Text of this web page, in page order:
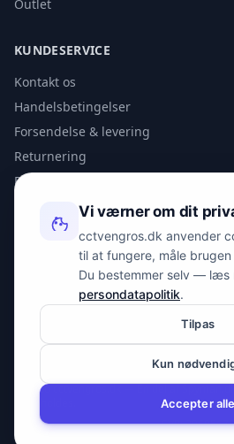
Outlet
KUNDESERVICE
Kontakt os
Handelsbetingelser
Forsendelse & levering
Returnering
Privatlivspolitik
KONTAKT
info@spyman.dk
Peter Bangs Vej 153, 2000
© 2026 cctvengros.dk — En del af
CVR: 30605675
Vi værner om dit
cctvengros.dk anvender
til at fungere, måle
Du bestemmer selv — læs
persondatapolitik.
Tilpas
Kun
Accepter alle